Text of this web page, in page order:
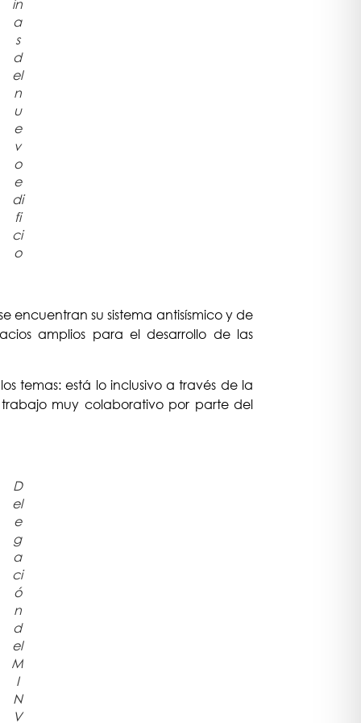
in
a
s
d
el
n
u
e
v
o
e
di
fi
ci
o
encuentran su sistema antisísmico y de
amplios para el desarrollo de las
temas: está lo inclusivo a través de la
muy colaborativo por parte del
D
el
e
g
a
ci
ó
n
d
el
M
I
N
V